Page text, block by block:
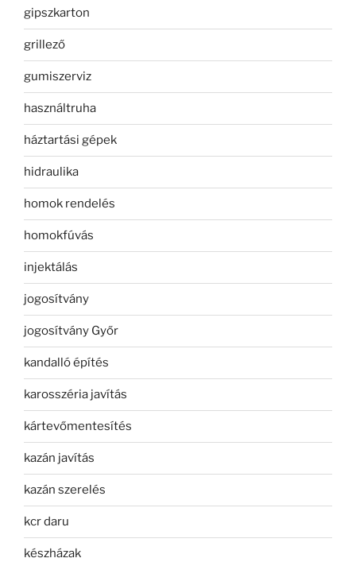
gipszkarton
grillező
gumiszerviz
használtruha
háztartási gépek
hidraulika
homok rendelés
homokfúvás
injektálás
jogosítvány
jogosítvány Győr
kandalló építés
karosszéria javítás
kártevőmentesítés
kazán javítás
kazán szerelés
kcr daru
készházak